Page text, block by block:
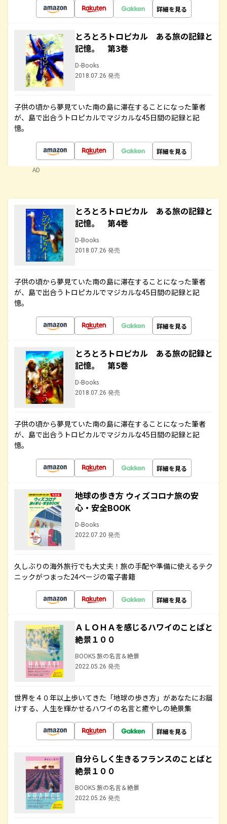
詳細を見る
とろとろトロピカル ある旅の記録と
記憶。 第3巻
D-Books
2018.07.26 発売
子供の頃から夢見ていた南の島に滞在することになった筆者
が、島で出合うトロピカルでマジカルな45日間の記録と記
憶。
詳細を見る
AD
とろとろトロピカル ある旅の記録と
記憶。 第4巻
D-Books
2018.07.26 発売
子供の頃から夢見ていた南の島に滞在することになった筆者
が、島で出合うトロピカルでマジカルな45日間の記録と記
憶。
詳細を見る
とろとろトロピカル ある旅の記録と
記憶。 第5巻
D-Books
2018.07.26 発売
子供の頃から夢見ていた南の島に滞在することになった筆者
が、島で出合うトロピカルでマジカルな45日間の記録と記
憶。
詳細を見る
地球の歩き方 ウィズコロナ旅の安
心・安全BOOK
D-Books
2022.07.20 発売
久しぶりの海外旅行でも大丈夫！旅の手配や準備に使えるテク
ニックがつまった24ページの電子書籍
詳細を見る
ＡＬＯＨＡを感じるハワイのことばと
絶景１００
BOOKS 旅の名言＆絶景
2022.05.26 発売
世界を４０年以上歩いてきた「地球の歩き方」があなたにお届
けする、人生を輝かせるハワイの名言と癒やしの絶景集
詳細を見る
自分らしく生きるフランスのことばと
絶景１００
BOOKS 旅の名言＆絶景
2022.05.26 発売